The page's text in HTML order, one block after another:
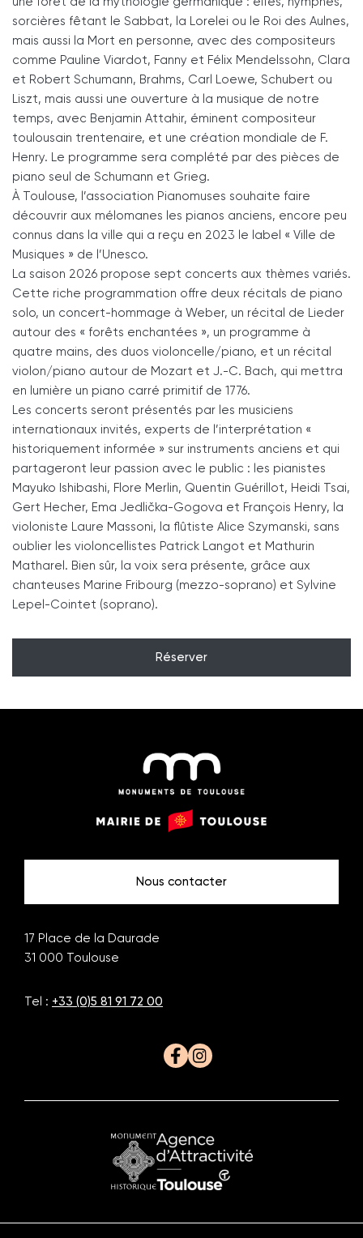
sorcières fêtant le Sabbat, la Lorelei ou le Roi des Aulnes,
mais aussi la Mort en personne, avec des compositeurs
comme Pauline Viardot, Fanny et Félix Mendelssohn, Clara
et Robert Schumann, Brahms, Carl Loewe, Schubert ou
Liszt, mais aussi une ouverture à la musique de notre
temps, avec Benjamin Attahir, éminent compositeur
toulousain trentenaire, et une création mondiale de F.
Henry. Le programme sera complété par des pièces de
piano seul de Schumann et Grieg.
À Toulouse, l’association Pianomuses souhaite faire
découvrir aux mélomanes les pianos anciens, encore peu
connus dans la ville qui a reçu en 2023 le label « Ville de
Musiques » de l’Unesco.
La saison 2026 propose sept concerts aux thèmes variés.
Cette riche programmation offre deux récitals de piano
solo, un concert-hommage à Weber, un récital de Lieder
autour des « forêts enchantées », un programme à
quatre mains, des duos violoncelle/piano, et un récital
violon/piano autour de Mozart et J.-C. Bach, qui mettra
en lumière un piano carré primitif de 1776.
Les concerts seront présentés par les musiciens
internationaux invités, experts de l’interprétation «
historiquement informée » sur instruments anciens et qui
partageront leur passion avec le public : les pianistes
Mayuko Ishibashi, Flore Merlin, Quentin Guérillot, Heidi Tsai,
Gert Hecher, Ema Jedlička-Gogova et François Henry, la
violoniste Laure Massoni, la flûtiste Alice Szymanski, sans
oublier les violoncellistes Patrick Langot et Mathurin
Matharel. Bien sûr, la voix sera présente, grâce aux
chanteuses Marine Fribourg (mezzo-soprano) et Sylvine
Lepel-Cointet (soprano).
Réserver
Monuments Mairie
Nous contacter
17 Place de la Daurade
31 000 Toulouse
Tel : +33 (0)5 81 91 72 00
FacebookInstagram